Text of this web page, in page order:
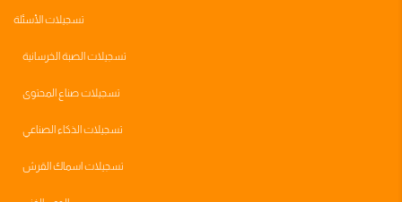
تسجيلات الأسئلة
تسجيلات الصبة الخرسانية
تسجيلات صناع المحتوى
تسجيلات الذكاء الصناعي
تسجيلات اسماك القرش